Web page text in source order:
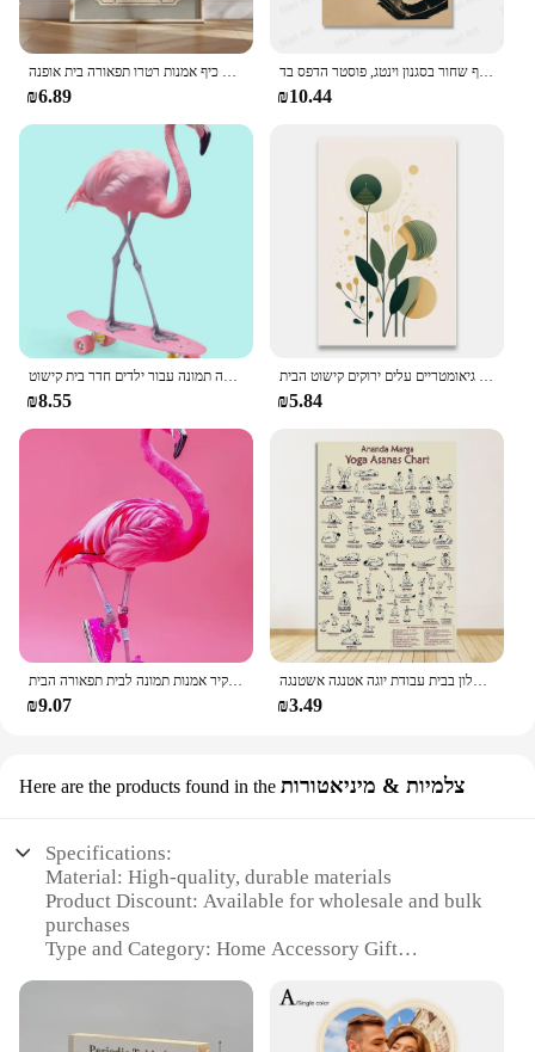
₪6.89
סושי יפני בעל חיים חמוד שף שחור בסגנון וינטג, פוסטר הדפס בד hd בד hd, בית, סלון, קישוט חדר
₪10.44
₪8.55 ₪5.84
₪9.07 ₪3.49
Here are the products found in the צלמיות & מיניאטורות
Specifications:
Material: High-quality, durable materials
Product Discount: Available for wholesale and bulk
purchases
Type and Category: Home Accessory Gift
Usage and Purpose: Ideal for home decoration and
gifting